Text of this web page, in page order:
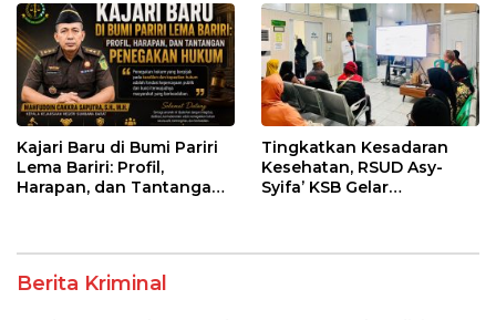
Benih Bawang Merah
senilai Rp 7,5 Miliar
Regulasi
Kajari Baru di Bumi Pariri
Lema Bariri: Profil,
Harapan, dan Tantangan
Tingkatkan Kesadaran
Kesehatan, RSUD Asy-
Syifa’ KSB Gelar
Berita Kriminal